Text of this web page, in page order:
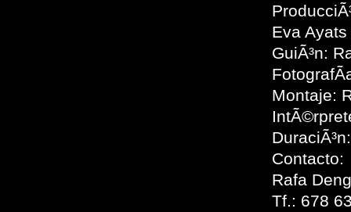
Eva
GuiÃ³n:
Montaje:
Contacto:
Rafa
Tf.: 678